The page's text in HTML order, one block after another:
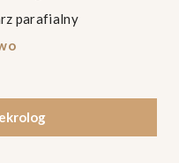
parafialny